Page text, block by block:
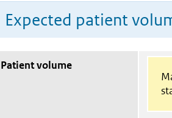
Expected patient
Patient volume